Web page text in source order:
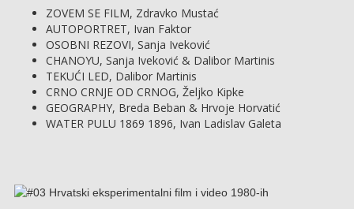
ZOVEM SE FILM, Zdravko Mustać
AUTOPORTRET, Ivan Faktor
OSOBNI REZOVI, Sanja Iveković
CHANOYU, Sanja Iveković & Dalibor Martinis
TEKUĆI LED, Dalibor Martinis
CRNO CRNJE OD CRNOG, Željko Kipke
GEOGRAPHY, Breda Beban & Hrvoje Horvatić
WATER PULU 1869 1896, Ivan Ladislav Galeta